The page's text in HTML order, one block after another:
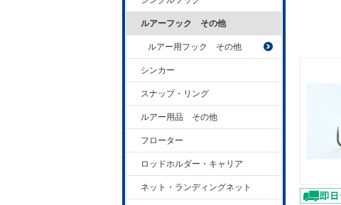
ルアーフック その他
ルアー用フック その他
シンカー
スナップ・リング
ルアー用品 その他
フローター
ロッドホルダー・キャリア
ネット・ランディングネット